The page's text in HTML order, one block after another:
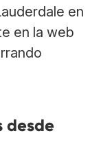
en
en la web
desde